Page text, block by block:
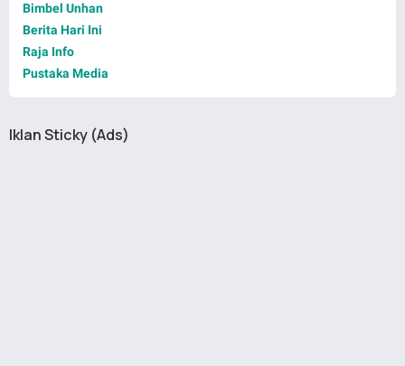
Bimbel Unhan
Berita Hari Ini
Raja Info
Pustaka Media
Iklan Sticky (Ads)